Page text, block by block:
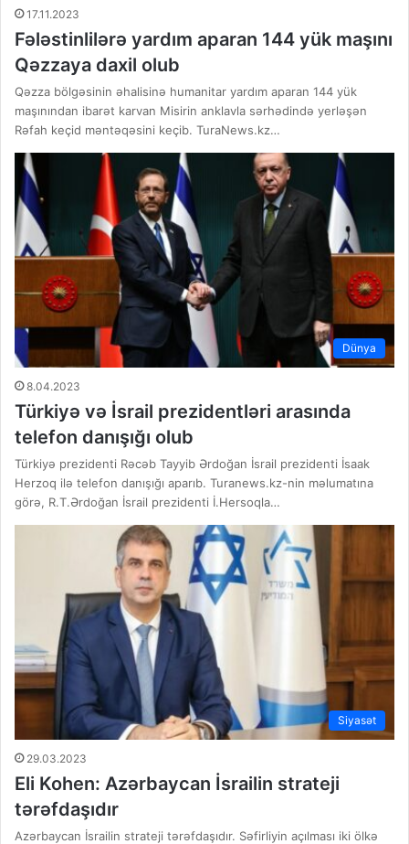
17.11.2023
Fələstinlilərə yardım aparan 144 yük maşını
Qəzzaya daxil olub
Qəzza bölgəsinin əhalisinə humanitar yardım aparan 144 yük
maşınından ibarət karvan Misirin anklavla sərhədində yerləşən
Rəfah keçid məntəqəsini keçib. TuraNews.kz…
Dünya
8.04.2023
Türkiyə və İsrail prezidentləri arasında
telefon danışığı olub
Türkiyə prezidenti Rəcəb Tayyib Ərdoğan İsrail prezidenti İsaak
Herzoq ilə telefon danışığı aparıb. Turanews.kz-nin məlumatına
görə, R.T.Ərdoğan İsrail prezidenti İ.Hersoqla…
Siyasət
29.03.2023
Eli Kohen: Azərbaycan İsrailin strateji
tərəfdaşıdır
Azərbaycan İsrailin strateji tərəfdaşıdır. Səfirliyin açılması iki ölkə